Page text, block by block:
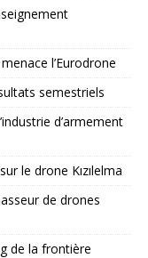
l’Eurodrone
semestriels
d’armement
le drone Kızılelma
de drones
de la frontière